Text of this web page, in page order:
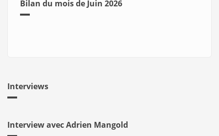
Bilan du mois de Juin 2026
Interviews
Interview avec Adrien Mangold